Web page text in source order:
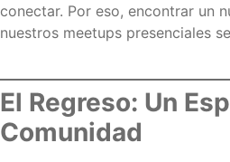
conectar. Por eso, encontrar un
nuestros meetups presenciales
El Regreso: Un
Comunidad